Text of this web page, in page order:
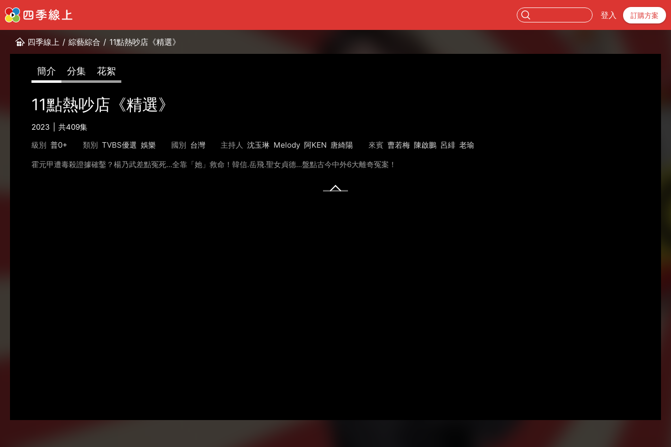
登入 訂購方案
四季線上 / 綜藝綜合 / 11點熱吵店《精選》
簡介 分集 花絮
11點熱吵店《精選》
2023
共409集
級別 普0+ 類別 TVBS優選 娛樂 國別 台灣 主持人 沈玉琳 Melody 阿KEN 唐綺陽 來賓 曹若梅 陳啟鵬 呂緋 老瑜
霍元甲遭毒殺證據確鑿？楊乃武差點冤死...全靠「她」救命！韓信.岳飛.聖女貞德...盤點古今中外6大離奇冤案！